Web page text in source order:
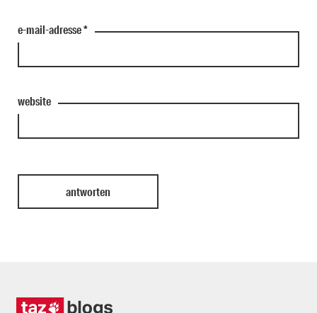
e-mail-adresse*
website